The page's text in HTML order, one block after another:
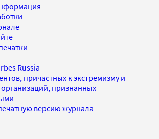
Russia
причастных к экстремизму и
признанных
версию журнала